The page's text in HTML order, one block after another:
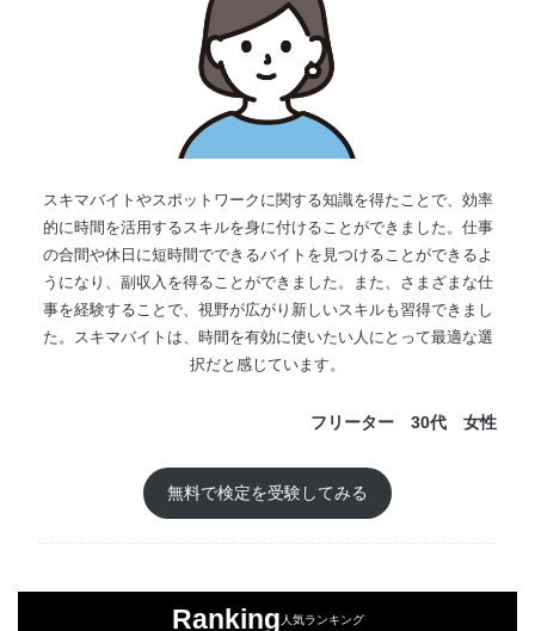
スキマバイトやスポットワークに関する知識を得たことで、効率
的に時間を活用するスキルを身に付けることができました。仕事
の合間や休日に短時間でできるバイトを見つけることができるよ
うになり、副収入を得ることができました。また、さまざまな仕
事を経験することで、視野が広がり新しいスキルも習得できまし
た。スキマバイトは、時間を有効に使いたい人にとって最適な選
択だと感じています。
フリーター 30代 女性
無料で検定を受験してみる
Ranking 人気ランキング